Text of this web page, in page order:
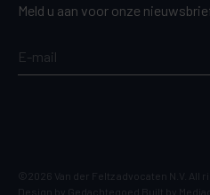
Meld u aan voor onze
©2026 Van der Feltz advocaten N.V. All
Design by
Gedachtegoed Built by